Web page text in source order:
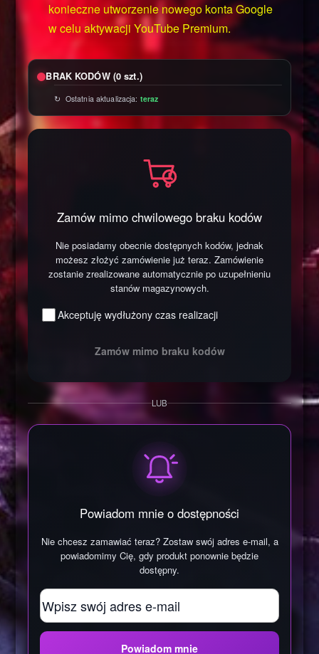
konieczne utworzenie nowego konta Google
w celu aktywacji YouTube Premium.
BRAK KODÓW (0 szt.)
↻ Ostatnia aktualizacja: teraz
Zamów mimo chwilowego braku kodów
Nie posiadamy obecnie dostępnych kodów, jednak
możesz złożyć zamówienie już teraz. Zamówienie
zostanie zrealizowane automatycznie po uzupełnieniu
stanów magazynowych.
Akceptuję wydłużony czas realizacji
Zamów mimo braku kodów
LUB
Powiadom mnie o dostępności
Nie chcesz zamawiać teraz? Zostaw swój adres e-mail, a
powiadomimy Cię, gdy produkt ponownie będzie
dostępny.
Powiadom mnie